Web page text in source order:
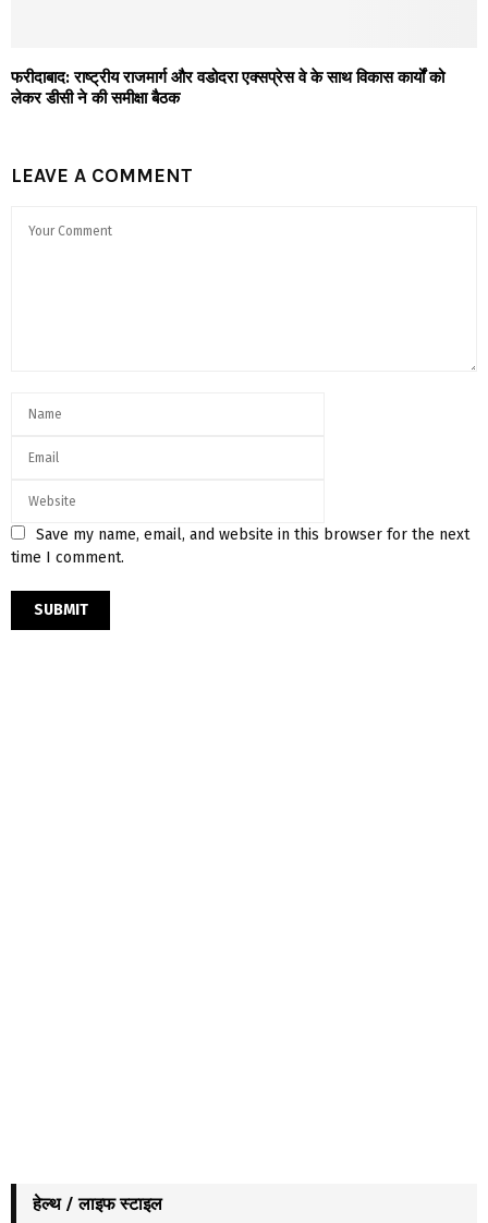
फरीदाबाद: राष्ट्रीय राजमार्ग और वडोदरा एक्सप्रेस वे के साथ विकास कार्यों को
लेकर डीसी ने की समीक्षा बैठक
LEAVE A COMMENT
Save my name, email, and website in this browser for the next
time I comment.
हेल्थ / लाइफ स्टाइल